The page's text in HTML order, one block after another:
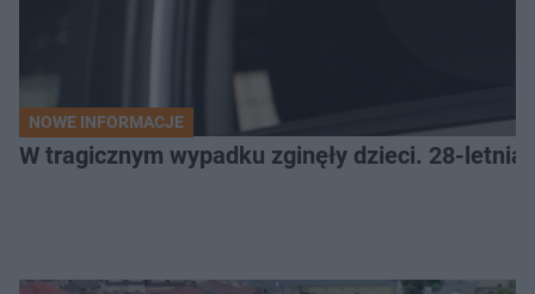
NOWE INFORMACJE
W tragicznym wypadku zginęły dzieci. 28-